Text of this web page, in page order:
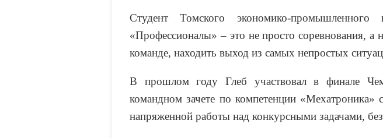
Студент Томского экономико-
«Профессионалы» – это не просто соревнования,
команде, находить выход из самых непростых
В прошлом году Глеб участвовал в финале
командном зачете по компетенции
напряженной работы над конкурсными задачами,